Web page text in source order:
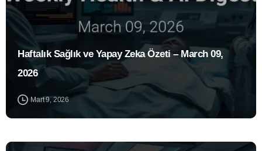
Haftalık Sağlık ve Yapay Zeka Özeti – March 09,
2026
Mart 9, 2026